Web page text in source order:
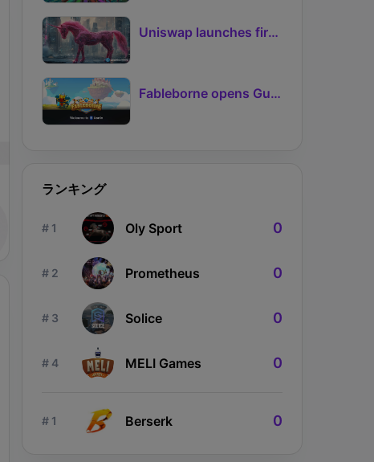
Uniswap launches first Robinhood Chain launchpad
Fableborne opens Guild signups for Season 5 as Guilds 2.0 lifts the prize pool to 95%
ランキング
# 1 Oly Sport 0
# 2 Prometheus 0
# 3 Solice 0
# 4 MELI Games 0
# 1 Berserk 0